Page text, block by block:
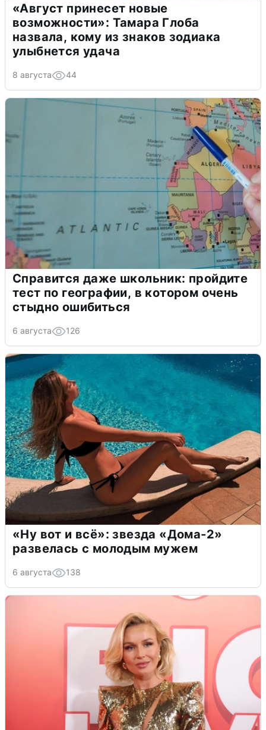
«Август принесет новые
возможности»: Тамара Глоба
назвала, кому из знаков зодиака
улыбнется удача
8 августа 44
Справится даже школьник: пройдите
тест по географии, в котором очень
стыдно ошибиться
6 августа 126
«Ну вот и всё»: звезда «Дома-2»
развелась с молодым мужем
6 августа 138